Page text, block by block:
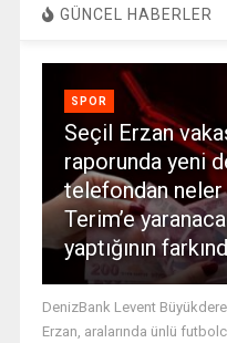
GÜNCEL HABERLER
SPOR
Seçil Erzan
raporunda yeni
telefondan neler
Terim’e
yaptığının
DenizBank Levent
Erzan, aralarında ünlü